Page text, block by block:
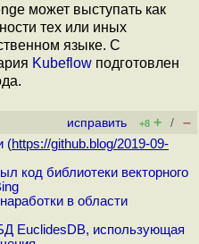
может выступать как
тех или иных
языке. С
Kubeflow подготовлен
исправить +8 + / –
(https://github.blog/2019-09-
код библиотеки векторного
в области
EuclidesDB, использующая